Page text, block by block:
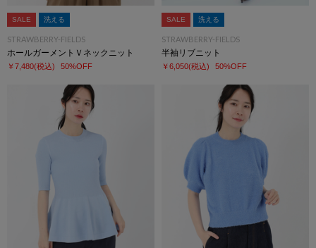
SALE 洗える
STRAWBERRY-FIELDS
ホールガーメントＶネックニット
￥7,480(税込) 50%OFF
SALE 洗える
STRAWBERRY-FIELDS
半袖リブニット
￥6,050(税込) 50%OFF